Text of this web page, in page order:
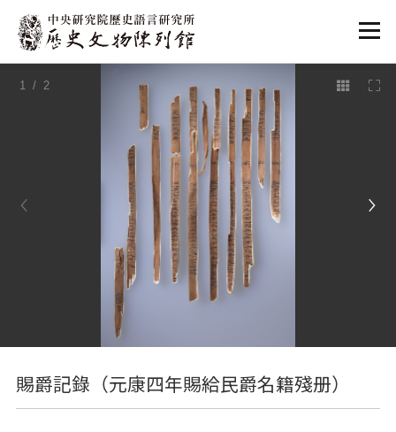
:::
1 / 2
賜爵記錄（元康四年賜給民爵名籍殘册）